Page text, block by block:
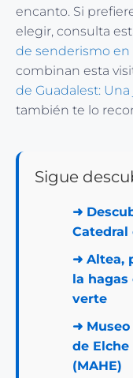
encanto. Si
elegir, consulta
de senderismo en
combinan esta
de Guadalest:
también te lo
Sigue
➜
Catedral
➜ Altea,
la hagas
verte
➜
de Elche
(MAHE)